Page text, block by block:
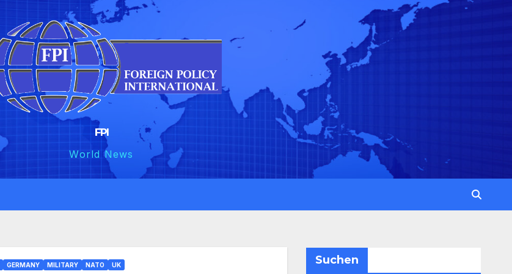
FPI
World News
GERMANY MILITARY NATO UK Suchen